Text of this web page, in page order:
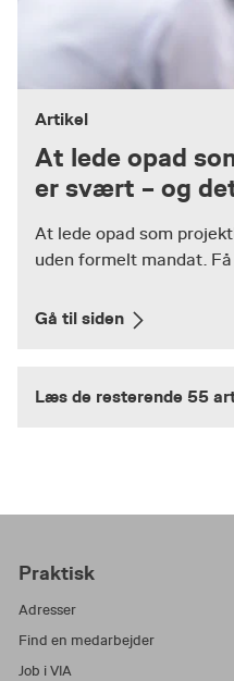
Artikel
At lede opad
er svært – og
At lede opad som
uden formelt mandat.
Gå til siden
Læs de resterende 55
Praktisk
Adresser
Find en medarbejder
Job i VIA